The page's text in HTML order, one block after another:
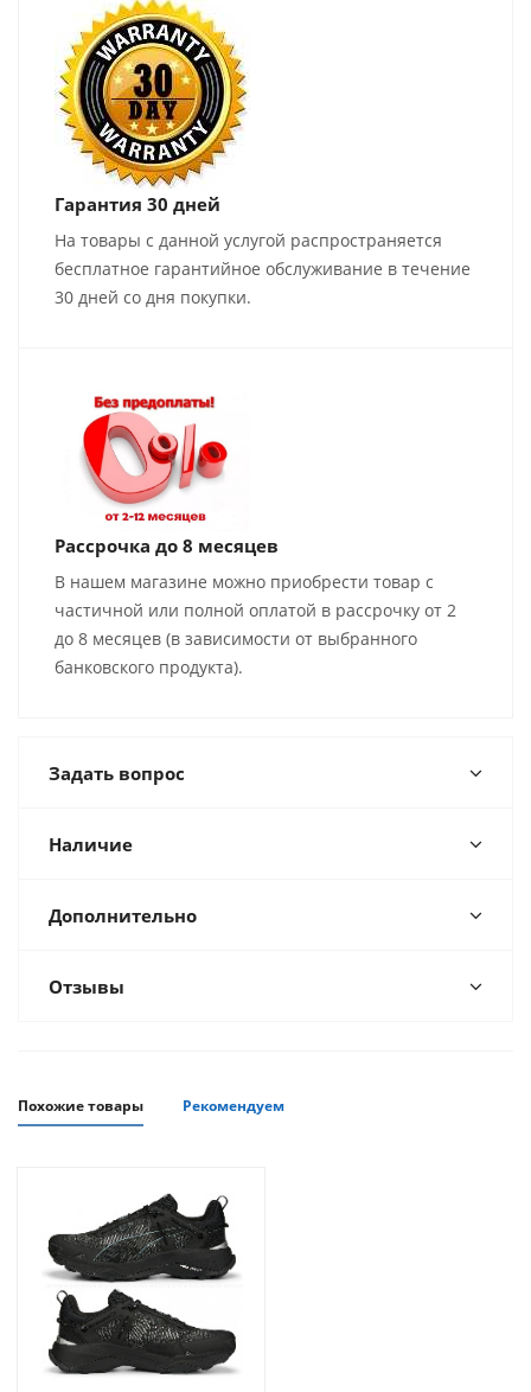
Гарантия 30 дней
На товары с данной услугой распространяется
бесплатное гарантийное обслуживание в течение
30 дней со дня покупки.
Рассрочка до 8 месяцев
В нашем магазине можно приобрести товар с
частичной или полной оплатой в рассрочку от 2
до 8 месяцев (в зависимости от выбранного
банковского продукта).
Задать вопрос
Наличие
Дополнительно
Отзывы
Похожие товары Рекомендуем